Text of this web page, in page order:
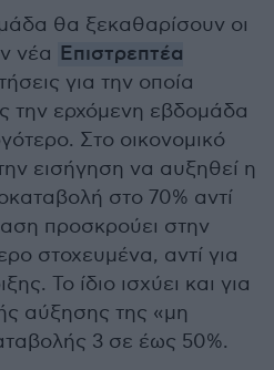
θα ξεκαθαρίσουν οι
νέα Επιστρεπτέα
για την οποία
την ερχόμενη εβδομάδα
Στο οικονομικό
εισήγηση να αυξηθεί η
στο 70% αντί
προσκρούει στην
στοχευμένα, αντί για
Το ίδιο ισχύει και για
αύξησης της «μη
3 σε έως 50%.